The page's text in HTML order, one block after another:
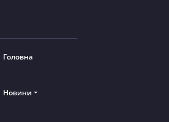
Головна
Новини